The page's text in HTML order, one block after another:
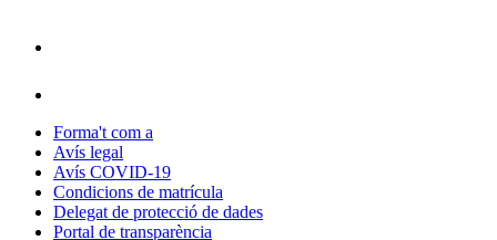
Forma't com a
Avís legal
Avís COVID-19
Condicions de matrícula
Delegat de protecció de dades
Portal de transparència